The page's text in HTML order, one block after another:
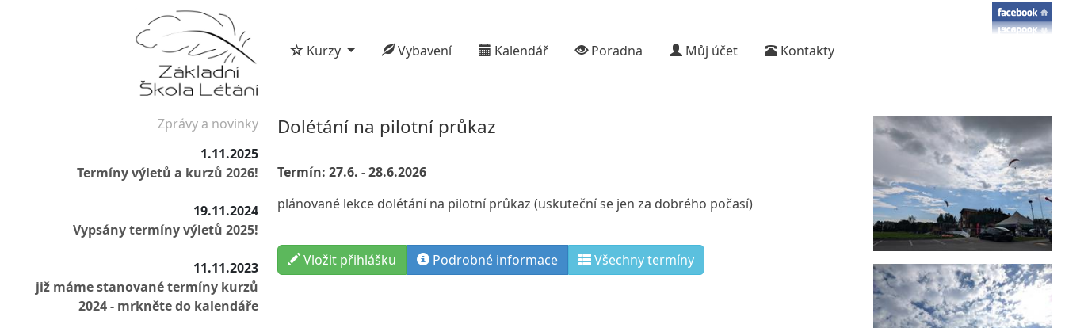
Kurzy Vybavení Kalendář Poradna Můj účet Kontakty
Zprávy a novinky
1.11.2025
Termíny výletů a kurzů 2026!
19.11.2024
Vypsány termíny výletů 2025!
11.11.2023
již máme stanované termíny kurzů
2024 - mrkněte do kalendáře
Dolétání na pilotní průkaz
Termín: 27.6. - 28.6.2026
plánované lekce dolétání na pilotní průkaz (uskuteční se jen za dobrého počasí)
Vložit přihlášku Podrobné informace Všechny termíny